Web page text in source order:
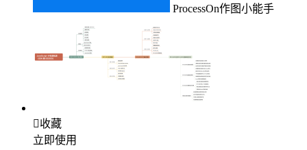
ProcessOn作图小能手
收藏
立即使用